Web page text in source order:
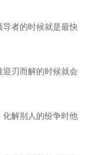
者的时候就是最快
刃而解的时候就会
解别人的纷争时他